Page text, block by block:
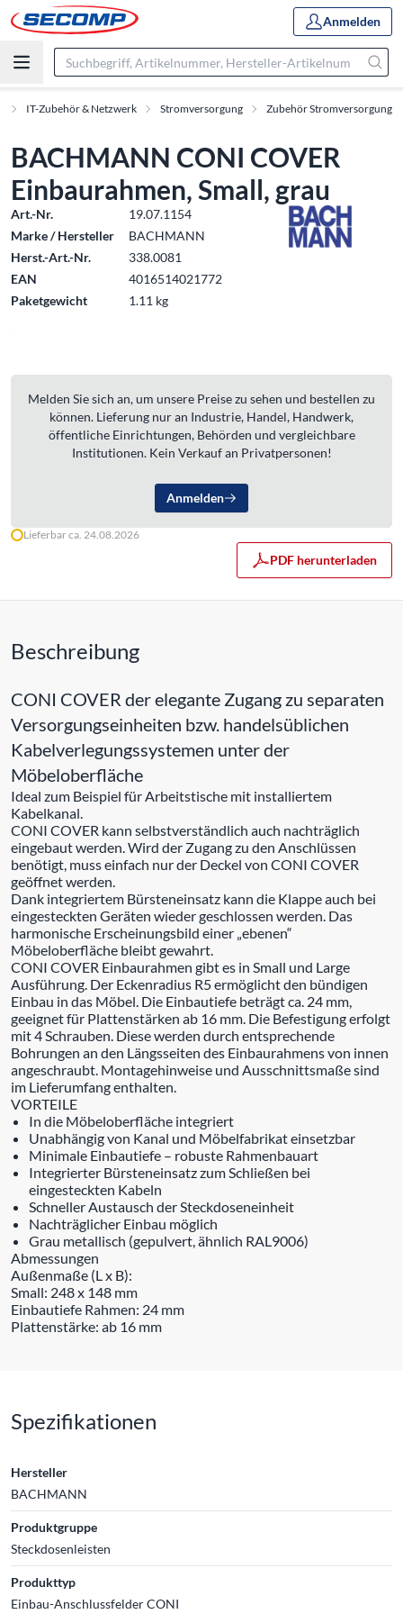
Anmelden
IT-Zubehör & Netzwerk Stromversorgung Zubehör Stromversorgung
BACHMANN CONI COVER
Einbaurahmen, Small, grau
Art.-Nr.
19.07.1154
Marke / Hersteller
BACHMANN
Herst.-Art.-Nr.
338.0081
EAN
4016514021772
Paketgewicht
1.11 kg
Melden Sie sich an, um unsere Preise zu sehen und bestellen zu
können. Lieferung nur an Industrie, Handel, Handwerk,
öffentliche Einrichtungen, Behörden und vergleichbare
Institutionen. Kein Verkauf an Privatpersonen!
Anmelden
Lieferbar ca. 24.08.2026
PDF herunterladen
Beschreibung
CONI COVER der elegante Zugang zu separaten
Versorgungseinheiten bzw. handelsüblichen
Kabelverlegungssystemen unter der
Möbeloberfläche
Ideal zum Beispiel für Arbeitstische mit installiertem
Kabelkanal.
CONI COVER kann selbstverständlich auch nachträglich
eingebaut werden. Wird der Zugang zu den Anschlüssen
benötigt, muss einfach nur der Deckel von CONI COVER
geöffnet werden.
Dank integriertem Bürsteneinsatz kann die Klappe auch bei
eingesteckten Geräten wieder geschlossen werden. Das
harmonische Erscheinungsbild einer „ebenen“
Möbeloberfläche bleibt gewahrt.
CONI COVER Einbaurahmen gibt es in Small und Large
Ausführung. Der Eckenradius R5 ermöglicht den bündigen
Einbau in das Möbel. Die Einbautiefe beträgt ca. 24 mm,
geeignet für Plattenstärken ab 16 mm. Die Befestigung erfolgt
mit 4 Schrauben. Diese werden durch entsprechende
Bohrungen an den Längsseiten des Einbaurahmens von innen
angeschraubt. Montagehinweise und Ausschnittsmaße sind
im Lieferumfang enthalten.
VORTEILE
In die Möbeloberfläche integriert
Unabhängig von Kanal und Möbelfabrikat einsetzbar
Minimale Einbautiefe – robuste Rahmenbauart
Integrierter Bürsteneinsatz zum Schließen bei
eingesteckten Kabeln
Schneller Austausch der Steckdoseneinheit
Nachträglicher Einbau möglich
Grau metallisch (gepulvert, ähnlich RAL9006)
Abmessungen
Außenmaße (L x B):
Small: 248 x 148 mm
Einbautiefe Rahmen: 24 mm
Plattenstärke: ab 16 mm
Spezifikationen
Hersteller
BACHMANN
Produktgruppe
Steckdosenleisten
Produkttyp
Einbau-Anschlussfelder CONI